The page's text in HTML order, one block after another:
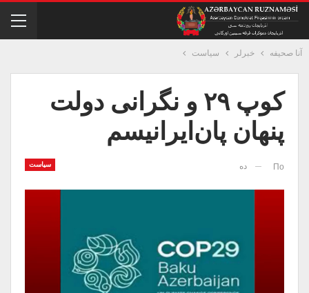
آنا صحیفه خبرلر سیاست
کوپ ۲۹ و نگرانی دولت
پنهان پان‌ایرانیسم
سیاست По ده